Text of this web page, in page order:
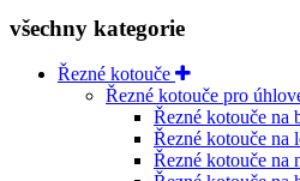
všechny kategorie
Řezné kotouče
Řezné kotouče pro
Řezné kotouče na
Řezné kotouče na
Řezné kotouče na